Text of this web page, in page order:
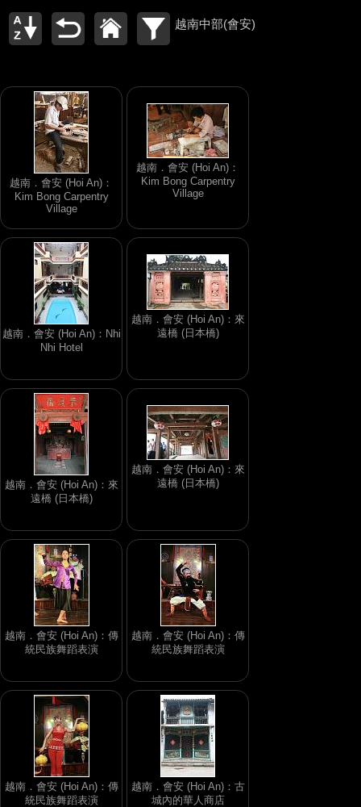
越南中部(會安)
越南．會安 (Hoi An)：
Kim Bong Carpentry
Village
越南．會安 (Hoi An)：
Kim Bong Carpentry
Village
越南．會安 (Hoi An)：Nhi
Nhi Hotel
越南．會安 (Hoi An)：來
遠橋 (日本橋)
越南．會安 (Hoi An)：來
遠橋 (日本橋)
越南．會安 (Hoi An)：來
遠橋 (日本橋)
越南．會安 (Hoi An)：傳
統民族舞蹈表演
越南．會安 (Hoi An)：傳
統民族舞蹈表演
越南．會安 (Hoi An)：傳
統民族舞蹈表演
越南．會安 (Hoi An)：古
城內的華人商店